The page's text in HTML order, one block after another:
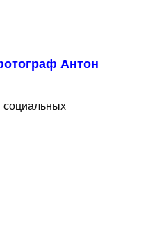
Антон
социальных